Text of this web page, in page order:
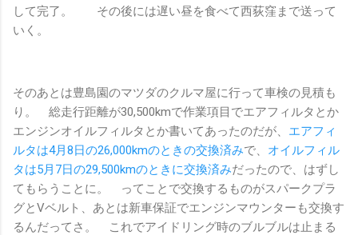
して完了。 その後には遅い昼を食べて西荻窪まで送って
いく。
そのあとは豊島園のマツダのクルマ屋に行って車検の見積も
り。 総走行距離が30,500kmで作業項目でエアフィルタとか
エンジンオイルフィルタとか書いてあったのだが、 エアフィ
ルタは4月8日の26,000kmのときの交換済みで、 オイルフィル
タは5月7日の29,500kmのときに交換済みだったので、はずし
てもらうことに。 ってことで交換するものがスパークプラ
グとVベルト、あとは新車保証でエンジンマウンターも交換す
るんだってさ。 これでアイドリング時のブルブルは止まる